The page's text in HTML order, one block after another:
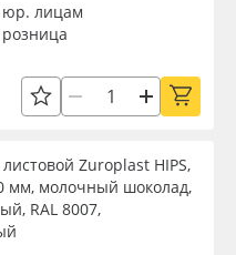
юр. лицам
розница
Zuroplast HIPS,
мм, молочный шоколад,
RAL 8007,